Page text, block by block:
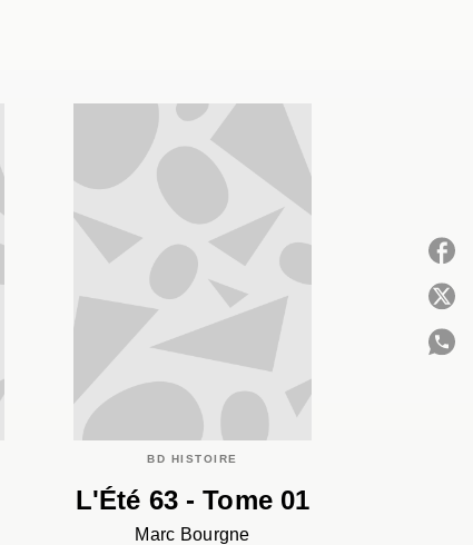
BD HISTOIRE
L'Été 63 - Tome 01
Marc Bourgne